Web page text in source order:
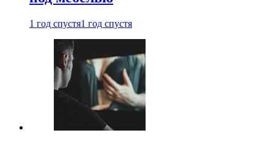
1 год спустя1 год спустя